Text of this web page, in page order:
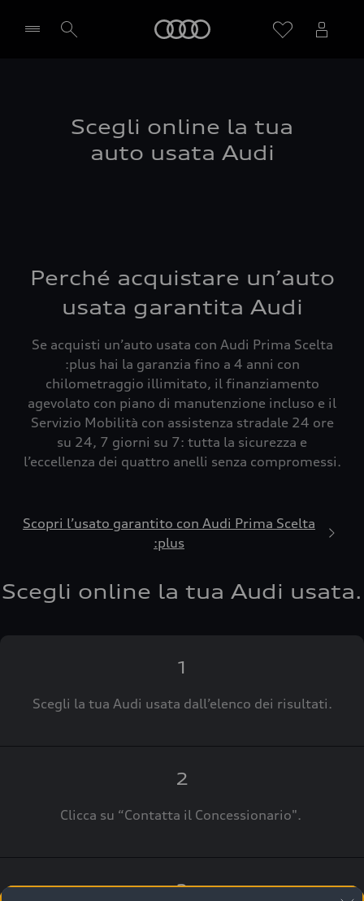
Scegli online la tua
auto usata Audi
Perché acquistare un’auto
usata garantita Audi
Se acquisti un’auto usata con Audi Prima Scelta
:plus hai la garanzia fino a 4 anni con
chilometraggio illimitato, il finanziamento
agevolato con piano di manutenzione incluso e il
Servizio Mobilità con assistenza stradale 24 ore
su 24, 7 giorni su 7: tutta la sicurezza e
l’eccellenza dei quattro anelli senza compromessi.
Scopri l’usato garantito con Audi Prima Scelta
:plus
Scegli online la tua Audi usata.
1
Scegli la tua Audi usata dall’elenco dei risultati.
2
Clicca su “Contatta il Concessionario".
3